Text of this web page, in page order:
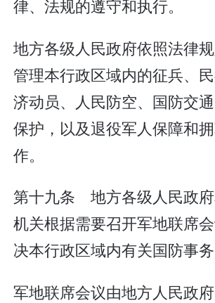
律、法规的遵守和执行。
地方各级人民政府依照法律
管理本行政区域内的征兵、
济动员、人民防空、国防交
保护，以及退役军人保障和
作。
第十九条 地方各级人民政
机关根据需要召开军地联席
决本行政区域内有关国防事务
军地联席会议由地方人民政